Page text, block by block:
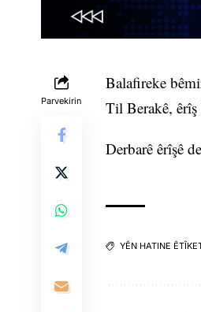
Parvekirin
Balafireke
Til Berakê, êrîş
Derbarê êrîşê
YÊN HATINE